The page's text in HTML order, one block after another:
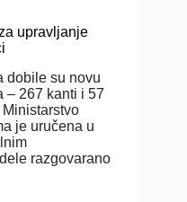
upravljanje
dobile su novu
– 267 kanti i 57
je uručena u
razgovarano